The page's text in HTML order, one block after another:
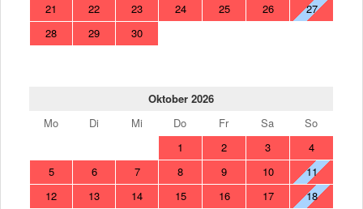
21
22 23 24 25 26
27
28
29 30
Oktober 2026
Mo
Di Mi Do Fr Sa
So
1
2 3
4
5
6 7 8 9 10
11
12
13 14 15 16 17
18